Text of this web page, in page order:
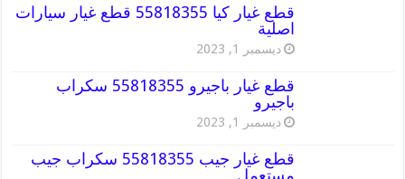
قطع غيار كيا 55818355 قطع غيار سيارات
اصلية
ديسمبر 1, 2023
قطع غيار باجيرو 55818355 سكراب
باجيرو
ديسمبر 1, 2023
قطع غيار جيب 55818355 سكراب جيب
مستعمل